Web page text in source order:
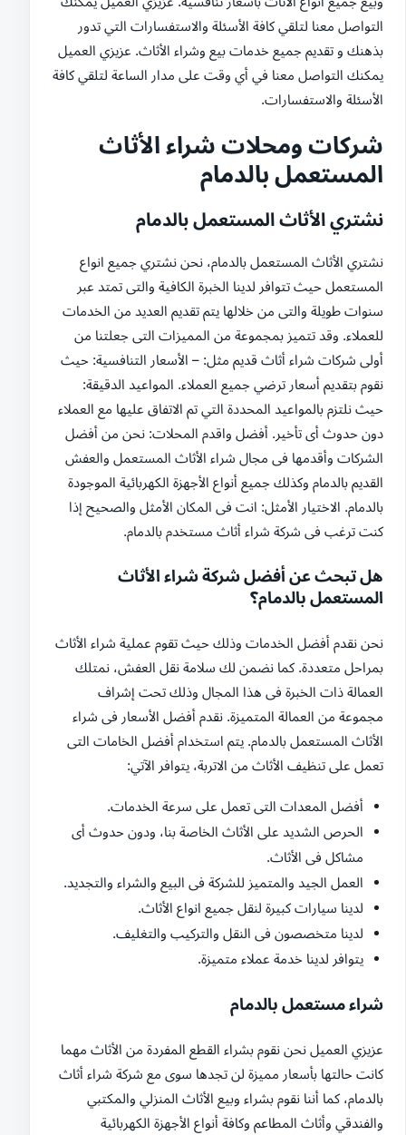
التواصل معنا لتلقي كافة الأسئلة والاستفسارات التي تدور
بذهنك و تقديم جميع خدمات بيع وشراء الأثاث. عزيزي العميل
يمكنك التواصل معنا في أي وقت على مدار الساعة لتلقي كافة
الأسئلة والاستفسارات.
شركات ومحلات شراء الأثاث
المستعمل بالدمام
نشتري الأثاث المستعمل بالدمام
نشتري الأثاث المستعمل بالدمام، نحن نشتري جميع انواع
المستعمل حيث تتوافر لدينا الخبرة الكافية والتى تمتد عبر
سنوات طويلة والتى من خلالها يتم تقديم العديد من الخدمات
للعملاء. وقد تتميز بمجموعة من المميزات التى جعلتنا من
أولى شركات شراء أثاث قديم مثل: – الأسعار التنافسية: حيث
نقوم بتقديم أسعار ترضي جميع العملاء. المواعيد الدقيقة:
حيث نلتزم بالمواعيد المحددة التي تم الاتفاق عليها مع العملاء
دون حدوث أى تأخير. أفضل واقدم المحلات: نحن من أفضل
الشركات وأقدمها فى مجال شراء الأثاث المستعمل والعفش
القديم بالدمام وكذلك جميع أنواع الأجهزة الكهربائية الموجودة
بالدمام. الاختيار الأمثل: انت فى المكان الأمثل والصحيح إذا
كنت ترغب فى شركة شراء أثاث مستخدم بالدمام.
هل تبحث عن أفضل شركة شراء الأثاث
المستعمل بالدمام؟
نحن نقدم أفضل الخدمات وذلك حيث تقوم عملية شراء الأثاث
بمراحل متعددة. كما نضمن لك سلامة نقل العفش، نمتلك
العمالة ذات الخبرة فى هذا المجال وذلك تحت إشراف
مجموعة من العمالة المتميزة. نقدم أفضل الأسعار فى شراء
الأثاث المستعمل بالدمام. يتم استخدام أفضل الخامات التى
تعمل على تنظيف الأثاث من الاتربة، يتوافر الآتي:
أفضل المعدات التى تعمل على سرعة الخدمات.
الحرص الشديد على الأثاث الخاصة بنا، ودون حدوث أى
مشاكل فى الأثاث.
العمل الجيد والمتميز للشركة فى البيع والشراء والتجديد.
لدينا سيارات كبيرة لنقل جميع انواع الأثاث.
لدينا متخصصون فى النقل والتركيب والتغليف.
يتوافر لدينا خدمة عملاء متميزة.
شراء مستعمل بالدمام
عزيزي العميل نحن نقوم بشراء القطع المفردة من الأثاث مهما
كانت حالتها بأسعار مميزة لن تجدها سوى مع شركة شراء أثاث
بالدمام، كما أننا نقوم بشراء وبيع الأثاث المنزلي والمكتبي
والفندقي وأثاث المطاعم وكافة أنواع الأجهزة الكهربائية